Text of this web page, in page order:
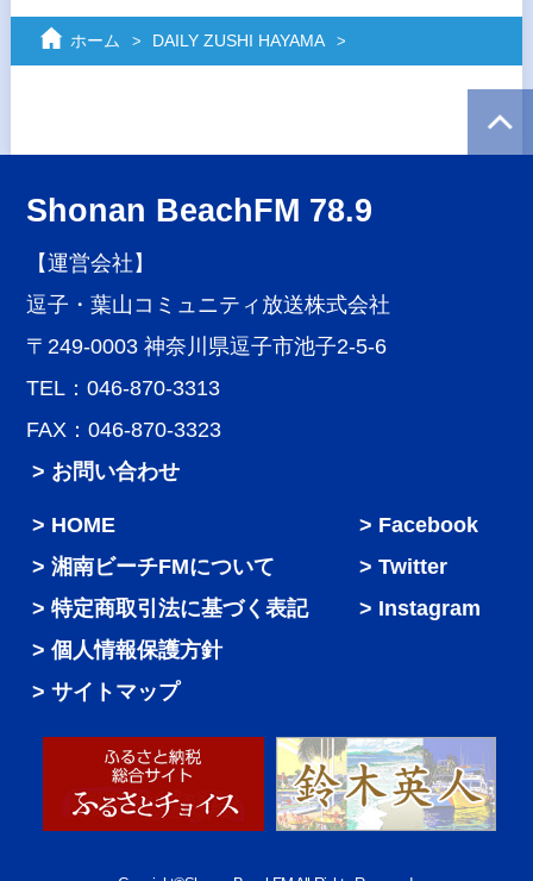
ホーム DAILY ZUSHI HAYAMA
Shonan BeachFM 78.9
【運営会社】
逗子・葉山コミュニティ放送株式会社
〒249-0003 神奈川県逗子市池子2-5-6
TEL：046-870-3313
FAX：046-870-3323
> お問い合わせ
HOME
湘南ビーチFMについて
特定商取引法に基づく表記
個人情報保護方針
サイトマップ
Facebook
Twitter
Instagram